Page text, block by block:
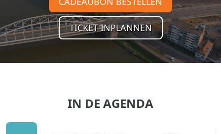
TICKET INPLANNEN
IN DE AGENDA